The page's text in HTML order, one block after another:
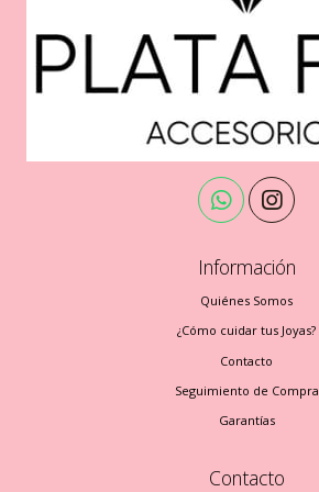
Información
Quiénes Somos
¿Cómo cuidar tus Joyas?
Contacto
Seguimiento de Compra
Garantías
Contacto